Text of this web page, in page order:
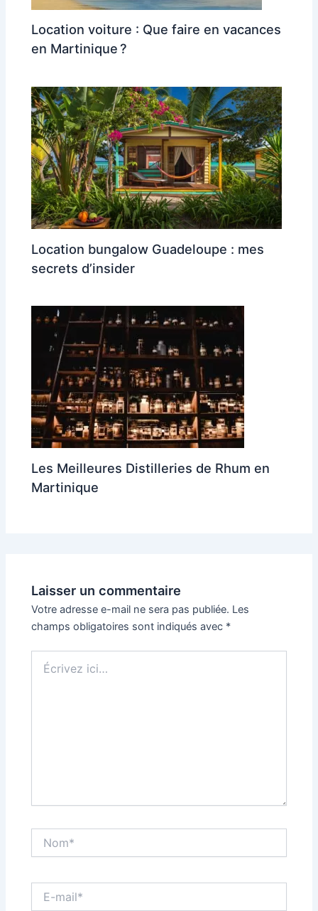
Location voiture : Que faire en vacances
en Martinique ?
Location bungalow Guadeloupe : mes
secrets d’insider
Les Meilleures Distilleries de Rhum en
Martinique
Laisser un commentaire
Votre adresse e-mail ne sera pas publiée. Les
champs obligatoires sont indiqués avec *
ici…
mail*